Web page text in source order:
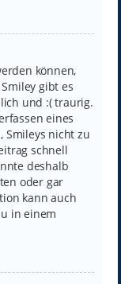
können,
gibt es
und :( traurig.
eines
Smileys nicht zu
schnell
deshalb
oder gar
kann auch
in einem